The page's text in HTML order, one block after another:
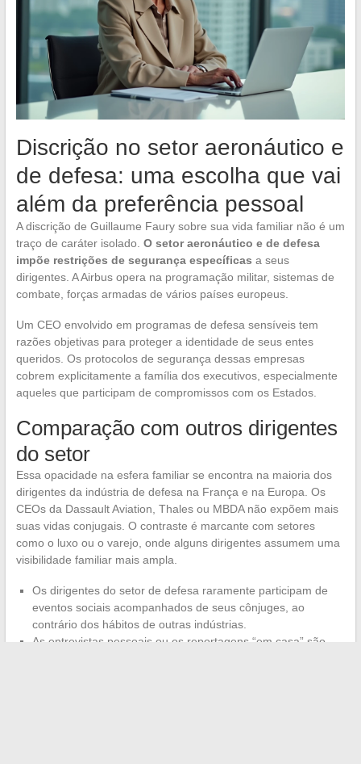
Discrição no setor aeronáutico e
de defesa: uma escolha que vai
além da preferência pessoal
A discrição de Guillaume Faury sobre sua vida familiar não é um
traço de caráter isolado. O setor aeronáutico e de defesa
impõe restrições de segurança específicas a seus
dirigentes. A Airbus opera na programação militar, sistemas de
combate, forças armadas de vários países europeus.
Um CEO envolvido em programas de defesa sensíveis tem
razões objetivas para proteger a identidade de seus entes
queridos. Os protocolos de segurança dessas empresas
cobrem explicitamente a família dos executivos, especialmente
aqueles que participam de compromissos com os Estados.
Comparação com outros dirigentes
do setor
Essa opacidade na esfera familiar se encontra na maioria dos
dirigentes da indústria de defesa na França e na Europa. Os
CEOs da Dassault Aviation, Thales ou MBDA não expõem mais
suas vidas conjugais. O contraste é marcante com setores
como o luxo ou o varejo, onde alguns dirigentes assumem uma
visibilidade familiar mais ampla.
Os dirigentes do setor de defesa raramente participam de
eventos sociais acompanhados de seus cônjuges, ao
contrário dos hábitos de outras indústrias.
As entrevistas pessoais ou os reportagens “em casa” são